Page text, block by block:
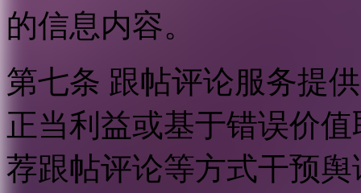
的信息内容。
第七条 跟帖评论服务提
正当利益或基于错误价
荐跟帖评论等方式干预